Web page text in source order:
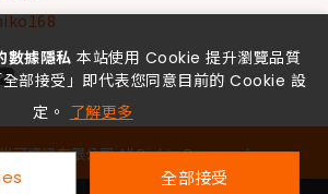
可資訊有限公司All Rights Reserved.
數據隱私 本站使用 Cookie 提升瀏覽品質
部接受」即代表您同意目前的 Cookie 設
定。 了解更多
全部接受